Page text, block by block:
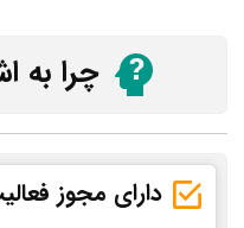
چرا به
دارای مجوز